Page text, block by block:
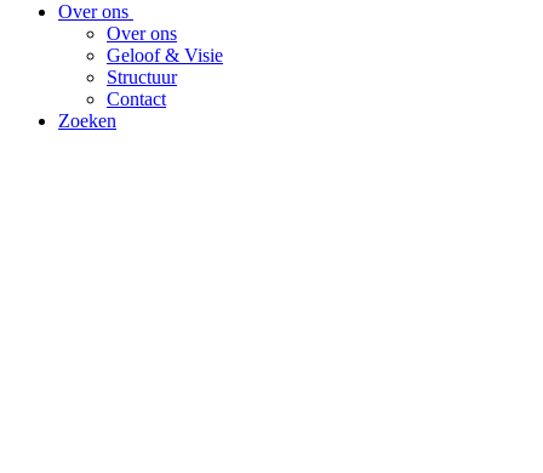
Over ons
Over ons
Geloof & Visie
Structuur
Contact
Zoeken